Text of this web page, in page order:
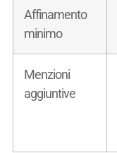
Affinamento
minimo
Menzioni
aggiuntive